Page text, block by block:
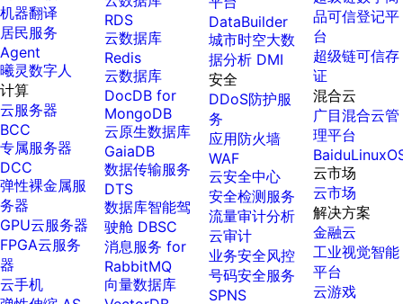
应用
伐谋
全球领先的可商用自我演化超级智能体
秒哒
百度智能云数字员工
百度一见
百度智能云客悦
大模型驱动的服务营销一体化AI应用
九州·政务大模型原生产品
构建“1+1+5+∞”政务大模型原生产品体系
百度智能云灵医
医疗AI大模型，构建覆盖全场景的医疗AI生态
体机
百度百舸·AI计算平台
大模型训推一体化基础设施，十万卡大规模集群
百度百舸一体机
搭载百舸异构计算平台，提供高效的异构资源管理
搭载千帆大模型工具链平台，内置文心与精选开源大模型
AI安全护栏
多模态大模型的安全围栏，助力企业内容合规
MapReduce计算集群服务
供全托管的Hadoop/Spark计算集群服务，安全可靠
机器翻译
居民服务
Agent
曦灵数字人
计算
云服务器
BCC
专属服务器
DCC
弹性裸金属服
务器
GPU云服务器
FPGA云服务
器
云手机
RDS
云数据库
Redis
云数据库
DocDB for
MongoDB
云原生数据库
GaiaDB
数据传输服务
DTS
数据库智能驾
驶舱 DBSC
消息服务 for
RabbitMQ
向量数据库
DataBuilder
城市时空大数
据分析 DMI
安全
DDoS防护服
务
应用防火墙
WAF
云安全中心
安全检测服务
流量审计分析
云审计
业务安全风控
号码安全服务
SPNS
品可信登记平
台
超级链可信存
证
混合云
广目混合云管
理平台
云市场
云市场
解决方案
金融云
工业视觉智能
平台
云游戏